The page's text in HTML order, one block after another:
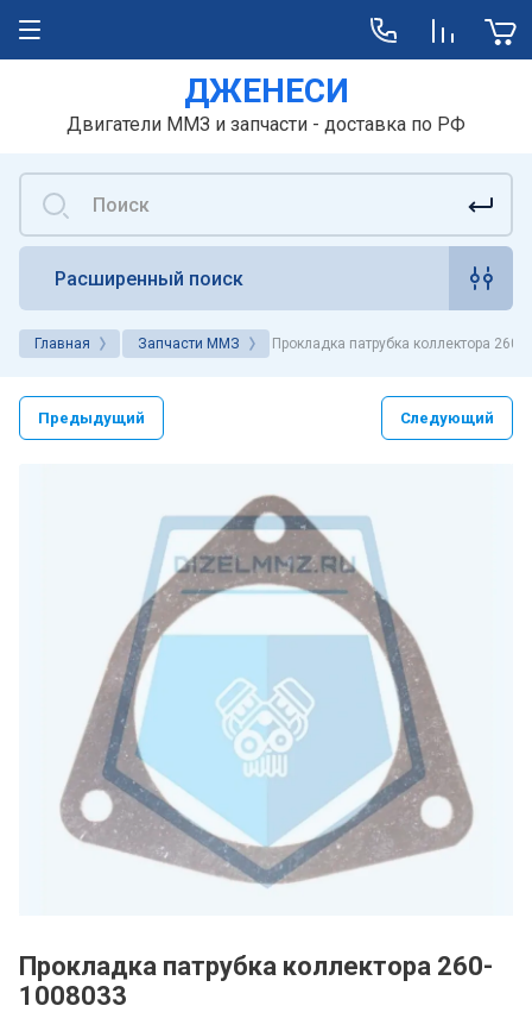
ДЖЕНЕСИ
Двигатели ММЗ и запчасти - доставка по РФ
Расширенный поиск
Главная Запчасти ММЗ Прокладка патрубка коллектора 260-
Предыдущий Следующий
Прокладка патрубка коллектора 260-
1008033